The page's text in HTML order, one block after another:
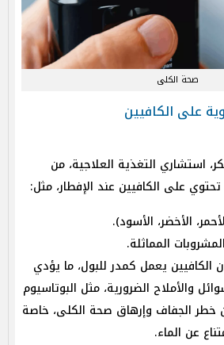
صحة الكلى
استشاري التغذية العلاجية، من
على الكافيين عند الإفطار، مثل:
الأخضر، الأسود).
المماثلة.
يعمل كمدر للبول، ما يؤدي
والأملاح الضرورية، مثل البوتاسيوم
خطر الجفاف وإرهاق صحة الكلى، خاصة
عن الماء.